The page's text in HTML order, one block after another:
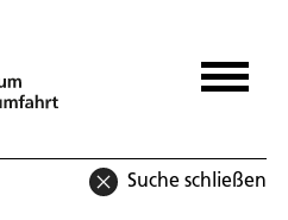
Suche schließen